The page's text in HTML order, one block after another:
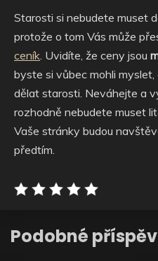
Starosti si nebudete muset
protože o tom Vás může
ceník. Uvidíte, že ceny jsou
byste si vůbec mohli
dělat starosti. Neváhejte a
rozhodně nebudete muset
Vaše stránky budou
předtím.
Podobné